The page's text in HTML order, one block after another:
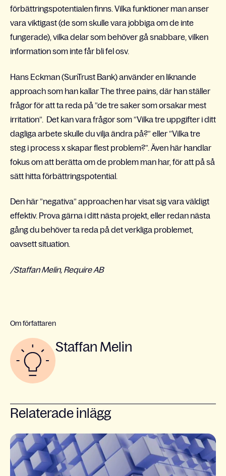
förbättringspotentialen finns. Vilka funktioner man anser
vara viktigast (de som skulle vara jobbiga om de inte
fungerade), vilka delar som behöver gå snabbare, vilken
information som inte får bli fel osv.
Hans Eckman (SunTrust Bank) använder en liknande
approach som han kallar The three pains, där han ställer
frågor för att ta reda på ”de tre saker som orsakar mest
irritation”. Det kan vara frågor som ”Vilka tre uppgifter i ditt
dagliga arbete skulle du vilja ändra på?” eller ”Vilka tre
steg i process x skapar flest problem?”. Även här handlar
fokus om att berätta om de problem man har, för att på så
sätt hitta förbättringspotential.
Den här ”negativa” approachen har visat sig vara väldigt
effektiv. Prova gärna i ditt nästa projekt, eller redan nästa
gång du behöver ta reda på det verkliga problemet,
oavsett situation.
/Staffan Melin, Require AB
Om författaren
Staffan Melin
Relaterade inlägg